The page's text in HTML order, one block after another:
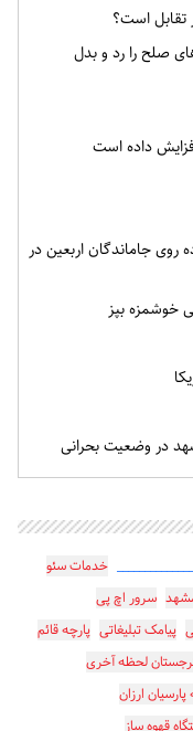
تقابل است؟
صلح را رد و بدل
داده است
روی جاماندگان اربعین در
خوشمزه بپز
در وضعیت بحرانی
خدمات سئو
سرور اچ پی
پیامک تبلیغاتی پارچه قائم
لحظه آخری
ارزان
قهوه ساز